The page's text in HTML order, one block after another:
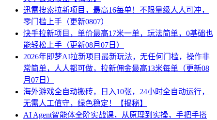
迅雷搜索拉新项目，最高16每单！不限量级人人可冲，
零门槛上手（更新0807）
快手拉新项目，单价最高17米一单，玩法简单，0基础也
能轻松上手（更新08月07日）
2026年即梦AI拉新项目最新玩法，无任何门槛，操作非
常简单，人人都可做，拉新佣金最高13米每单（更新08
月07日）
海外游戏全自动搬砖，日入10张，24小时全自动运行，
无需人工值守，绿色稳定！【揭秘】
AI Agent智能体全阶实战课，从原理到实操，手把手搭